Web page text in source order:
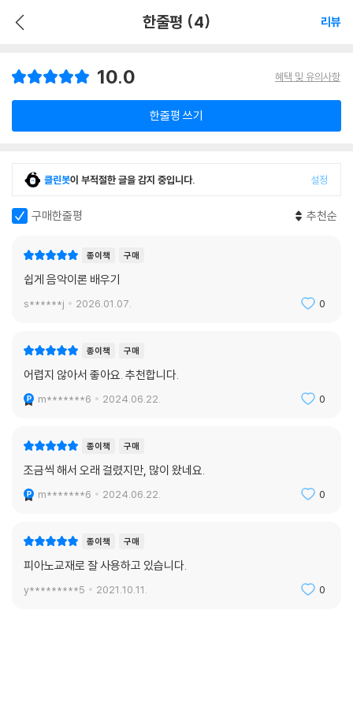
한줄평 (4) 리뷰
10.0 혜택 및 유의사항
한줄평 쓰기
클린봇이 부적절한 글을 감지 중입니다. 설정
구매한줄평 추천순
종이책 구매
쉽게 음악이론 배우기
s******j 2026.01.07. 0
종이책 구매
어렵지 않아서 좋아요. 추천합니다.
m*******6 2024.06.22. 0
종이책 구매
조금씩 해서 오래 걸렸지만, 많이 왔네요.
m*******6 2024.06.22. 0
종이책 구매
피아노교재로 잘 사용하고 있습니다.
y*********5 2021.10.11. 0